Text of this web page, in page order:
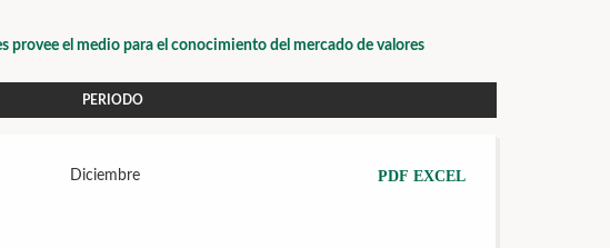
provee el medio para el conocimiento del mercado de valores
PERIODO
Diciembre PDF EXCEL